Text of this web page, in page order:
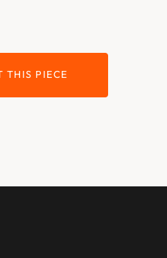
THIS PIECE